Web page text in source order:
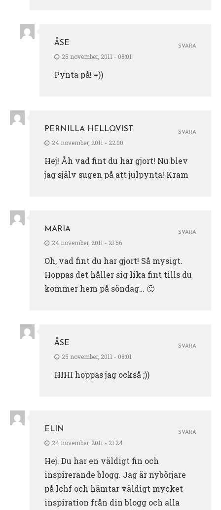
ÅSE
25 november, 2011 - 08:01
Pynta på! =))
SVARA
PERNILLA HELLQVIST
24 november, 2011 - 22:00
Hej! Åh vad fint du har gjort! Nu blev
jag själv sugen på att julpynta! Kram
SVARA
MARIA
24 november, 2011 - 21:56
Oh, vad fint du har gjort! Så mysigt.
Hoppas det håller sig lika fint tills du
kommer hem på söndag… 🙂
SVARA
ÅSE
25 november, 2011 - 08:01
HIHI hoppas jag också ;))
SVARA
ELIN
24 november, 2011 - 21:24
Hej. Du har en väldigt fin och
inspirerande blogg. Jag är nybörjare
på lchf och hämtar väldigt mycket
inspiration från din blogg och alla
SVARA